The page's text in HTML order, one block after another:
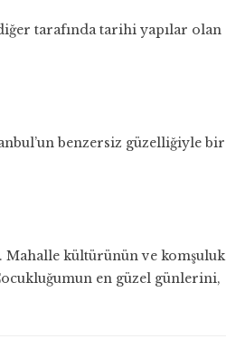
tarafında tarihi yapılar olan
benzersiz güzelliğiyle bir
Mahalle kültürünün ve komşuluk
en güzel günlerini,